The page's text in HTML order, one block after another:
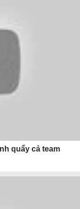
quẩy cả team